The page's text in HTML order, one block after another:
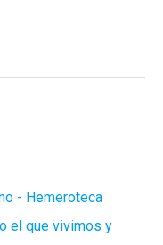
- Hemeroteca
el que vivimos y